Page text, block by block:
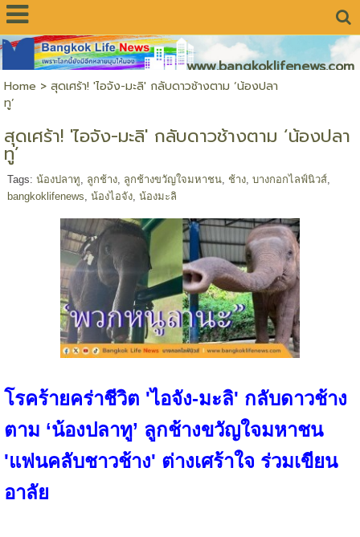
www.bangkoklifenews.com
Home > สุดเศร้า! 'ไอจัง-มะลิ' กลับดาวช้างตาม ‘น้องปลา
ทู’
สุดเศร้า! 'ไอจัง-มะลิ' กลับดาวช้างตาม ‘น้องปลา
ทู’
Tags: น้องปลาทู ลูกช้าง, ลูกช้างขวัญใจมหาชน, ช้าง, บางกอกไลฟ์นิวส์,
bangkoklifenews น้องไอจัง, น้องมะลิ
โรคร้ายคร่าชีวิต 'ไอจัง-มะลิ' กลับดาวช้าง
ตาม ‘น้องปลาทู’ ลูกช้างขวัญใจมหาชน
'แฟนคลับชาวช้าง' ต่างเศร้าใจ ร่วมเขียน
อาลัย